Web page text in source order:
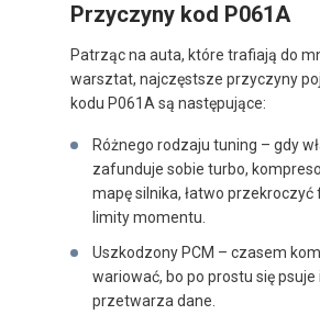
Przyczyny kod P061A
Patrząc na auta, które trafiają do
warsztat, najczęstsze przyczyny
kodu P061A są następujące:
Różnego rodzaju tuning – gdy
zafunduje sobie turbo,
mapę silnika, łatwo przekroczyć
limity momentu.
Uszkodzony PCM – czasem
wariować, bo po prostu się psuje
przetwarza dane.